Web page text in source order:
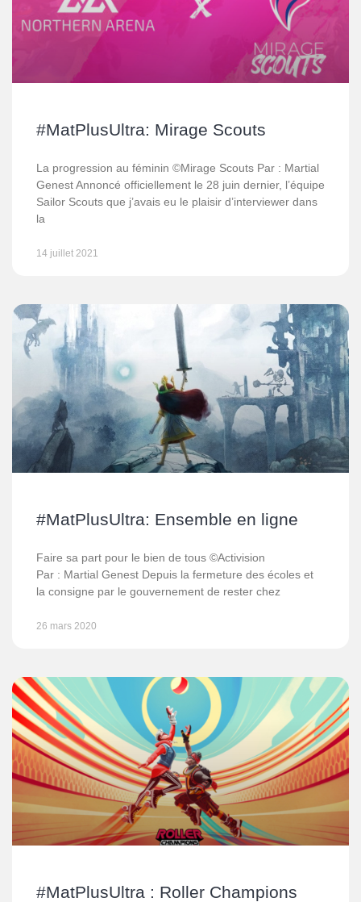
#MatPlusUltra: Mirage Scouts
La progression au féminin ©Mirage Scouts Par : Martial
Genest Annoncé officiellement le 28 juin dernier, l’équipe
Sailor Scouts que j’avais eu le plaisir d’interviewer dans
la
14 juillet 2021
#MatPlusUltra: Ensemble en ligne
Faire sa part pour le bien de tous ©Activision
Par : Martial Genest Depuis la fermeture des écoles et
la consigne par le gouvernement de rester chez
26 mars 2020
#MatPlusUltra : Roller Champions